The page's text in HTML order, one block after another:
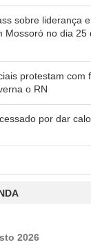
sobre liderança e
Mossoró no dia 25
protestam com
o RN
por dar
2026